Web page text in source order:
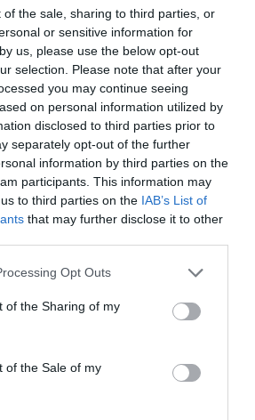
of the sale, sharing to third parties, or
or sensitive information for
us, please use the below opt-out
selection. Please note that after your
you may continue seeing
on personal information utilized by
disclosed to third parties prior to
separately opt-out of the further
information by third parties on the
participants. This information may
to third parties on the IAB’s List of
that may further disclose it to other
app uses one or more Google
or usage behaviour. You may click to
to Google and its third-party tags to
specified purposes in below Google
Opt Outs
of the Sharing of my
of the Sale of my
lakáshitelek kamatai